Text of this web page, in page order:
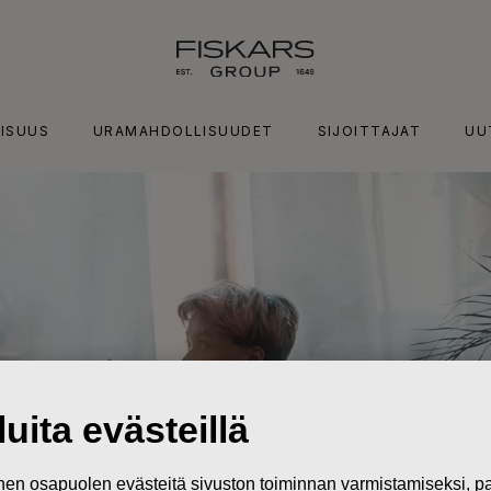
URAMAHDOLLISUUDET SIJOITTAJAT
evästeillä
osapuolen evästeitä sivuston toiminnan varmistamiseksi,